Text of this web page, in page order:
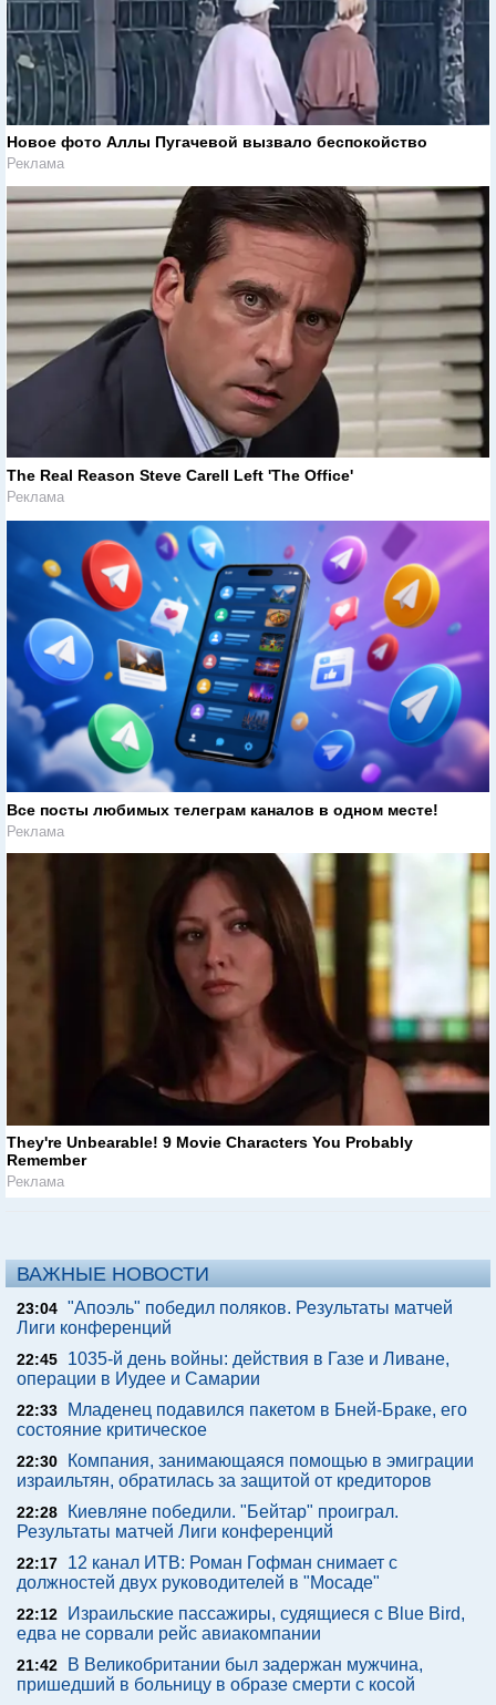
Новое фото Аллы Пугачевой вызвало беспокойство
Реклама
The Real Reason Steve Carell Left 'The Office'
Реклама
Все посты любимых телеграм каналов в одном месте!
Реклама
They're Unbearable! 9 Movie Characters You Probably
Remember
Реклама
ВАЖНЫЕ НОВОСТИ
23:04 "Апоэль" победил поляков. Результаты матчей
Лиги конференций
22:45
1035-й день войны: действия в Газе и Ливане,
операции в Иудее и Самарии
22:33
Младенец подавился пакетом в Бней-Браке, его
состояние критическое
22:30
Компания, занимающаяся помощью в эмиграции
израильтян, обратилась за защитой от кредиторов
22:28
Киевляне победили. "Бейтар" проиграл.
Результаты матчей Лиги конференций
22:17
12 канал ИТВ: Роман Гофман снимает с
должностей двух руководителей в "Мосаде"
22:12
Израильские пассажиры, судящиеся с Blue Bird,
едва не сорвали рейс авиакомпании
21:42
В Великобритании был задержан мужчина,
пришедший в больницу в образе смерти с косой